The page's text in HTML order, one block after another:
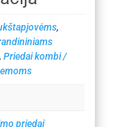
,
Priedai kombi /
priedai